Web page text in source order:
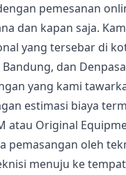
pemesanan
dan kapan saja.
yang tersebar di
dan
yang kami
estimasi biaya
atau Original
pemasangan oleh
menuju ke